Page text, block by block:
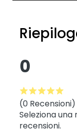
0
(0 Recensioni)
Seleziona
recensioni.